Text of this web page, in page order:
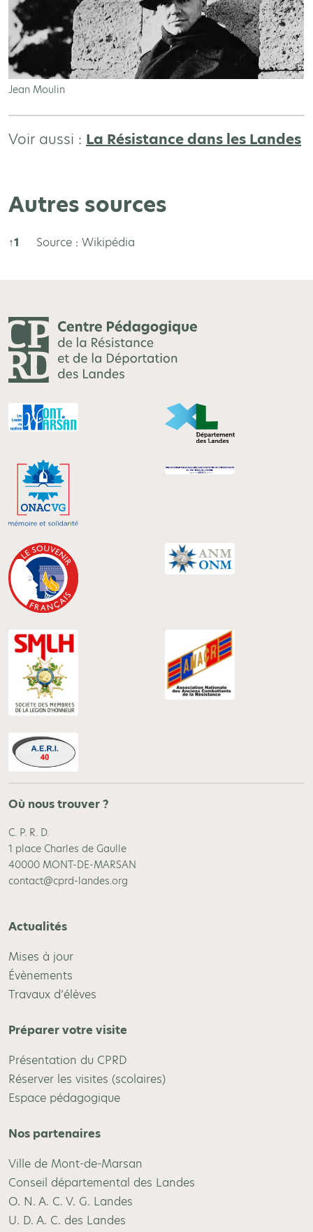
Jean Moulin
Voir aussi : La Résistance dans les Landes
Autres sources
↑1 Source : Wikipédia
Où nous trouver ?
C. P. R. D.
1 place Charles de Gaulle
40000 MONT-DE-MARSAN
contact@cprd-landes.org
Actualités
Mises à jour
Évènements
Travaux d’élèves
Préparer votre visite
Présentation du CPRD
Réserver les visites (scolaires)
Espace pédagogique
Nos partenaires
Ville de Mont-de-Marsan
Conseil départemental des Landes
O. N. A. C. V. G. Landes
U. D. A. C. des Landes